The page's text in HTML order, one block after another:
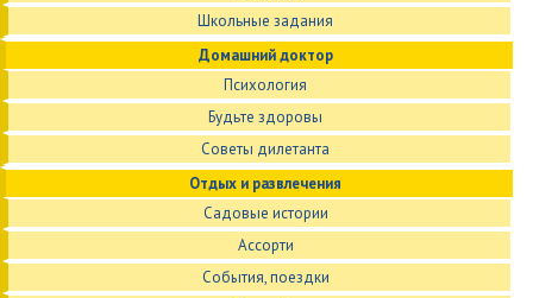
Школьные задания
Домашний доктор
Психология
Будьте здоровы
Советы дилетанта
Отдых и развлечения
Садовые истории
Ассорти
События, поездки